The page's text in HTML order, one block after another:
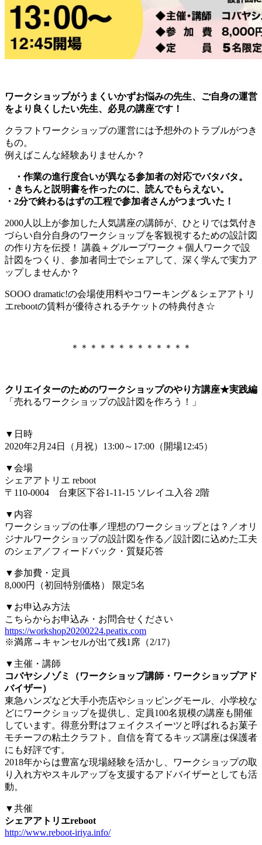
ワークショップがうまくいかずお悩みの先生、ご自身の運営
をより良くしたい先生、必見の講座です！
クラフトワークショップの運営には予想外のトラブルがつき
もの。
例えばこんな経験ありませんか？
・作業の進行度合いが異なる参加者の対応でバタバタ。
・きちんと説明書を作ったのに、読んでもらえない。
・2分で終わるはずの工程で参加者さんがつまづいた！
2000人以上が参加した人気講座の講師が、ひとりでは気付き
づらい自分自身のワークショップを客観視するための設計図
の作り方を伝授！ 講義＋グループワーク＋個人ワークで設
計図をつくり、参加者同士でシェアして、深く学んで実力ア
ップしませんか？
SOOO dramatic!の会場使用料やコワーキング＆シェアアトリ
エrebootの賃料が優待されるチケットの特典付き☆
＊＊＊＊＊＊＊＊＊＊＊＊＊
クリエイターのためのワークショップのやり方講座★実践編
「売れるワークショップの設計図を作ろう！」
▼日時
2020年2月24日（月祝）13:00～17:00（開場12:45）
▼会場
シェアアトリエ reboot
〒110-0004 台東区下谷1-11-15 ソレイユ入谷 2階
▼内容
ワークショップの仕事／理想のワークショップとは？／オリ
ジナルワークショップの設計図を作る／設計図に込めた工夫
のシェア／フィードバック・質疑応答
▼参加費・定員
8,000円（初回特別価格） 限定5名
▼お申込み方法
こちらからお申込み・お問合せください
https://workshop20200224.peatix.com
※満席→キャンセルが出て残1席（2/17）
▼主催・講師
コバヤシノゾミ（ワークショップ講師・ワークショップアド
バイザー）
東急ハンズなど大手小売店やショッピングモール、小学校な
どにワークショップを提供し、定員100名規模の講座も開催
しています。得意分野はフェイクスイーツと呼ばれるお菓子
モチーフの粘土クラフト。自信を育てるキッズ講座は保護者
にも好評です。
2018年からは豊富な現場経験を活かし、ワークショップの取
り入れ方やスキルアップを支援するアドバイザーとしても活
動。
▼共催
シェアアトリエreboot
http://www.reboot-iriya.info/